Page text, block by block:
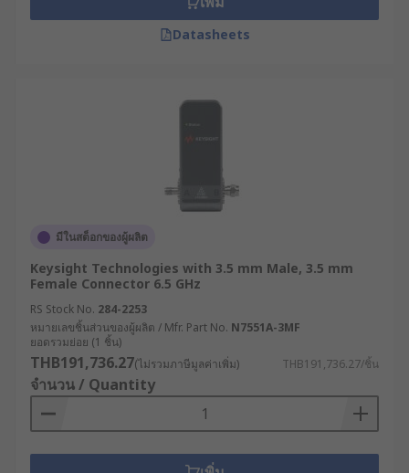
Datasheets
มีในสต็อกของผู้ผลิต
Keysight Technologies with 3.5 mm Male, 3.5 mm
Female Connector 6.5 GHz
RS Stock No. 284-2253
หมายเลขชิ้นส่วนของผู้ผลิต / Mfr. Part No. N7551A-3MF
ยอดรวมย่อย (1 ชิ้น)
THB191,736.27(ไม่รวมภาษีมูลค่าเพิ่ม) THB191,736.27/ชิ้น
จำนวน / Quantity